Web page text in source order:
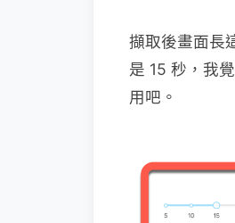
擷取後畫面長
是 15 秒，我
用吧。